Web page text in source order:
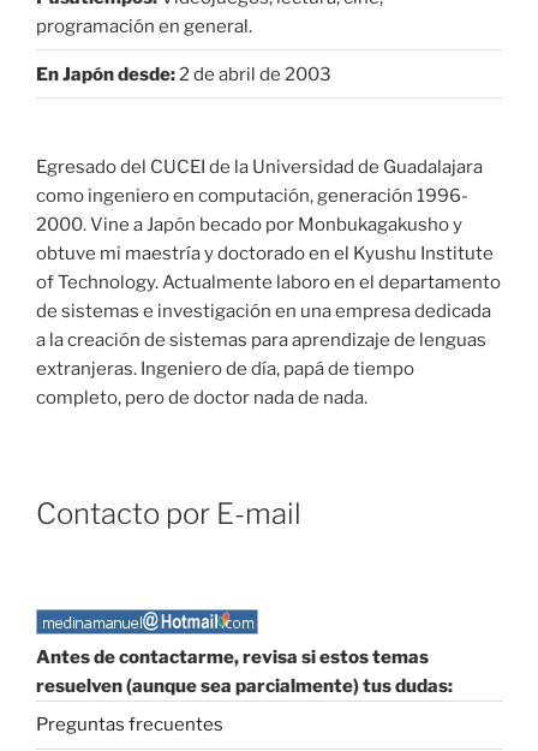
programación en general.
En Japón desde:2 de abril de 2003
Egresado del CUCEI de la Universidad de Guadalajara
como ingeniero en computación, generación 1996-
2000. Vine a Japón becado por Monbukagakusho y
obtuve mi maestría y doctorado en el Kyushu Institute
of Technology. Actualmente laboro en el departamento
de sistemas e investigación en una empresa dedicada
a la creación de sistemas para aprendizaje de lenguas
extranjeras. Ingeniero de día, papá de tiempo
completo, pero de doctor nada de nada.
Contacto por E-mail
Antes de contactarme, revisa si estos temas
resuelven (aunque sea parcialmente) tus dudas:
Preguntas frecuentes